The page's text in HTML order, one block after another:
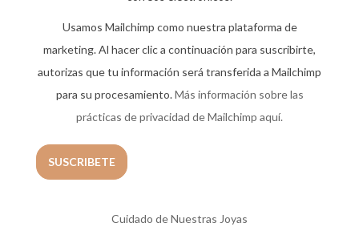
Usamos Mailchimp como nuestra plataforma de
marketing. Al hacer clic a continuación para suscribirte,
autorizas que tu información será transferida a Mailchimp
para su procesamiento.Más información sobre las
prácticas de privacidad de Mailchimp aquí.
Cuidado de Nuestras Joyas